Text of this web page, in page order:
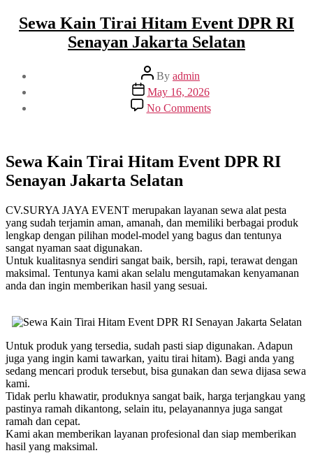
Sewa Kain Tirai Hitam Event DPR RI
Senayan Jakarta Selatan
Post
author
By admin
Post
date
May 16, 2026
No Commentson
Sewa
Hitam
Event
Jakarta
Selatan
Sewa Kain Tirai Hitam Event DPR RI
Senayan Jakarta Selatan
CV.SURYA JAYA EVENT merupakan layanan sewa alat pesta
yang sudah terjamin aman, amanah, dan memiliki berbagai produk
lengkap dengan pilihan model-model yang bagus dan tentunya
sangat nyaman saat digunakan.
Untuk kualitasnya sendiri sangat baik, bersih, rapi, terawat dengan
maksimal. Tentunya kami akan selalu mengutamakan kenyamanan
anda dan ingin memberikan hasil yang sesuai.
Untuk produk yang tersedia, sudah pasti siap digunakan. Adapun
juga yang ingin kami tawarkan, yaitu tirai hitam). Bagi anda yang
sedang mencari produk tersebut, bisa gunakan dan sewa dijasa sewa
kami.
Tidak perlu khawatir, produknya sangat baik, harga terjangkau yang
pastinya ramah dikantong, selain itu, pelayanannya juga sangat
ramah dan cepat.
Kami akan memberikan layanan profesional dan siap memberikan
hasil yang maksimal.